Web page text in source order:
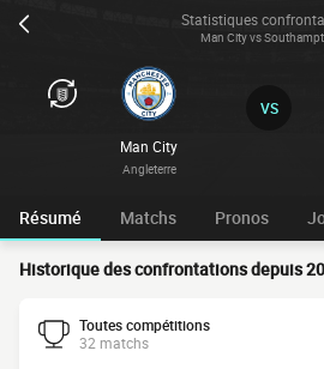
Statistiques
Man City vs
Man City
Angleterre
VS
Résumé Matchs Pronos
Historique des confrontations depuis
Toutes compétitions
32 matchs